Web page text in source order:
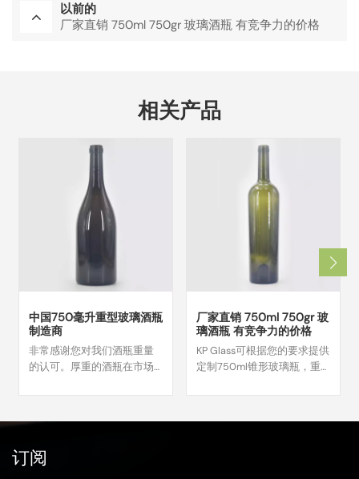
以前的
厂家直销 750ml 750gr 玻璃酒瓶 有竞争力的价格
相关产品
中国750毫升重型玻璃酒瓶
制造商
非常感谢您对我们酒瓶重量
的认可。厚重的酒瓶在市场
一种品质感和奢华感。 1200
性，展现产品的高品质。
厂家直销 750ml 750gr 玻
璃酒瓶 有竞争力的价格
KP Glass可根据您的要求提供
定制750ml锥形玻璃瓶，重
们将确保瓶子的设计和细节
订阅